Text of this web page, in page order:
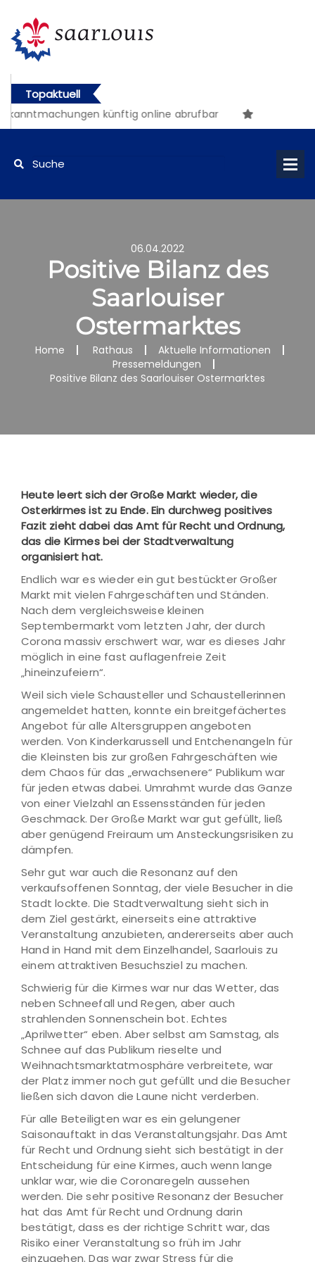
Topaktuell
künftig online abrufbar
06.04.2022
Positive Bilanz des
Saarlouiser
Ostermarktes
Home Rathaus
Aktuelle Informationen
Pressemeldungen
Positive Bilanz des Saarlouiser Ostermarktes
Heute leert sich der Große Markt wieder, die
Osterkirmes ist zu Ende. Ein durchweg positives
Fazit zieht dabei das Amt für Recht und Ordnung,
das die Kirmes bei der Stadtverwaltung
organisiert hat.
Endlich war es wieder ein gut bestückter Großer
Markt mit vielen Fahrgeschäften und Ständen.
Nach dem vergleichsweise kleinen
Septembermarkt vom letzten Jahr, der durch
Corona massiv erschwert war, war es dieses Jahr
möglich in eine fast auflagenfreie Zeit
„hineinzufeiern“.
Weil sich viele Schausteller und Schaustellerinnen
angemeldet hatten, konnte ein breitgefächertes
Angebot für alle Altersgruppen angeboten
werden. Von Kinderkarussell und Entchenangeln für
die Kleinsten bis zur großen Fahrgeschäften wie
dem Chaos für das „erwachsenere“ Publikum war
für jeden etwas dabei. Umrahmt wurde das Ganze
von einer Vielzahl an Essensständen für jeden
Geschmack. Der Große Markt war gut gefüllt, ließ
aber genügend Freiraum um Ansteckungsrisiken zu
dämpfen.
Sehr gut war auch die Resonanz auf den
verkaufsoffenen Sonntag, der viele Besucher in die
Stadt lockte. Die Stadtverwaltung sieht sich in
dem Ziel gestärkt, einerseits eine attraktive
Veranstaltung anzubieten, andererseits aber auch
Hand in Hand mit dem Einzelhandel, Saarlouis zu
einem attraktiven Besuchsziel zu machen.
Schwierig für die Kirmes war nur das Wetter, das
neben Schneefall und Regen, aber auch
strahlenden Sonnenschein bot. Echtes
„Aprilwetter“ eben. Aber selbst am Samstag, als
Schnee auf das Publikum rieselte und
Weihnachtsmarktatmosphäre verbreitete, war
der Platz immer noch gut gefüllt und die Besucher
ließen sich davon die Laune nicht verderben.
Für alle Beteiligten war es ein gelungener
Saisonauftakt in das Veranstaltungsjahr. Das Amt
für Recht und Ordnung sieht sich bestätigt in der
Entscheidung für eine Kirmes, auch wenn lange
unklar war, wie die Coronaregeln aussehen
werden. Die sehr positive Resonanz der Besucher
hat das Amt für Recht und Ordnung darin
bestätigt, dass es der richtige Schritt war, das
Risiko einer Veranstaltung so früh im Jahr
einzugehen. Das war zwar Stress für die